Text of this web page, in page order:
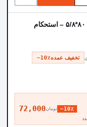
پیچ استد بولت B7 سایز ۸۰*۵/۸ – استحکام
تخفیف عمده−10٪
72,000تومان −10٪